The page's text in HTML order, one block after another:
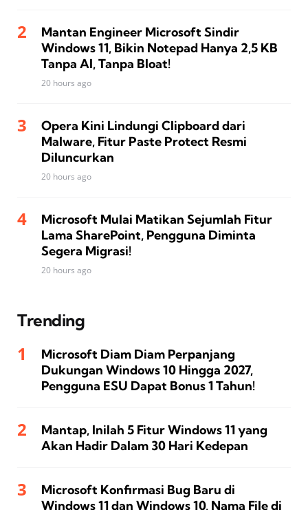
Mantan Engineer Microsoft Sindir
Windows 11, Bikin Notepad Hanya 2,5 KB
Tanpa AI, Tanpa Bloat!
20 hours ago
Opera Kini Lindungi Clipboard dari
Malware, Fitur Paste Protect Resmi
Diluncurkan
20 hours ago
Microsoft Mulai Matikan Sejumlah Fitur
Lama SharePoint, Pengguna Diminta
Segera Migrasi!
20 hours ago
Trending
Microsoft Diam Diam Perpanjang
Dukungan Windows 10 Hingga 2027,
Pengguna ESU Dapat Bonus 1 Tahun!
Mantap, Inilah 5 Fitur Windows 11 yang
Akan Hadir Dalam 30 Hari Kedepan
Microsoft Konfirmasi Bug Baru di
Windows 11 dan Windows 10, Nama File di